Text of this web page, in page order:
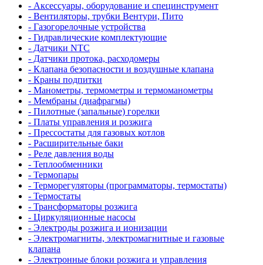
- Аксессуары, оборудование и специнструмент
- Вентиляторы, трубки Вентури, Пито
- Газогорелочные устройства
- Гидравлические комплектующие
- Датчики NTC
- Датчики протока, расходомеры
- Клапана безопасности и воздушные клапана
- Краны подпитки
- Манометры, термометры и термоманометры
- Мембраны (диафрагмы)
- Пилотные (запальные) горелки
- Платы управления и розжига
- Прессостаты для газовых котлов
- Расширительные баки
- Реле давления воды
- Теплообменники
- Термопары
- Терморегуляторы (программаторы, термостаты)
- Термостаты
- Трансформаторы розжига
- Циркуляционные насосы
- Электроды розжига и ионизации
- Электромагниты, электромагнитные и газовые
клапана
- Электронные блоки розжига и управления